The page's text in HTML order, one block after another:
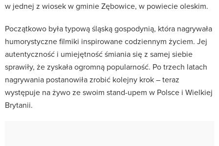
w jednej z wiosek w gminie Zębowice, w powiecie oleskim.
Początkowo była typową śląską gospodynią, która nagrywała
humorystyczne filmiki inspirowane codziennym życiem. Jej
autentyczność i umiejętność śmiania się z samej siebie
sprawiły, że zyskała ogromną popularność. Po trzech latach
nagrywania postanowiła zrobić kolejny krok – teraz
występuje na żywo ze swoim stand-upem w Polsce i Wielkiej
Brytanii.